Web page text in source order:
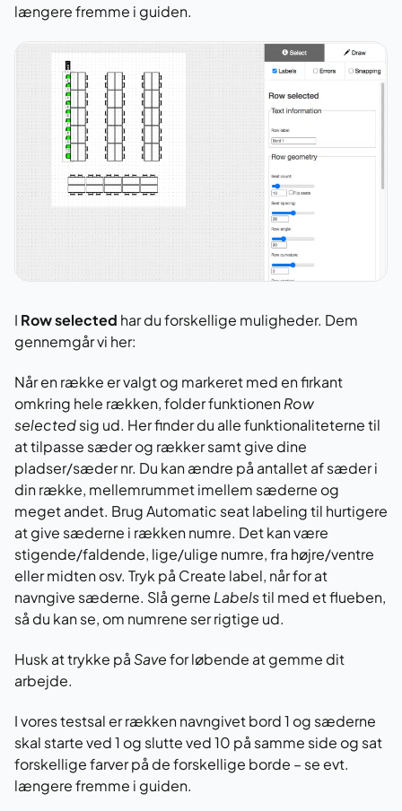
længere fremme i guiden.
I Row selected har du forskellige muligheder. Dem
gennemgår vi her:
Når en række er valgt og markeret med en firkant
omkring hele rækken, folder funktionenRow
selectedsig ud. Her finder du alle funktionaliteterne til
at tilpasse sæder og rækker samt give dine
pladser/sæder nr. Du kan ændre på antallet af sæder i
din række, mellemrummet imellem sæderne og
meget andet. Brug Automatic seat labeling til hurtigere
at give sæderne i rækken numre. Det kan være
stigende/faldende, lige/ulige numre, fra højre/ventre
eller midten osv. Tryk på Create label, når for at
navngive sæderne. Slå gerne Labelstil med et flueben,
så du kan se, om numrene ser rigtige ud.
Husk at trykke påSavefor løbende at gemme dit
arbejde.
I vores testsal er rækken navngivet bord 1 og sæderne
skal starte ved 1 og slutte ved 10 på samme side og sat
forskellige farver på de forskellige borde – se evt.
længere fremme i guiden.